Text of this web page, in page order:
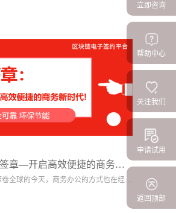
君子签电子签章—开启高效便捷的商务新时代
立即咨询
帮助中心
关注我们
申请试用
返回顶部